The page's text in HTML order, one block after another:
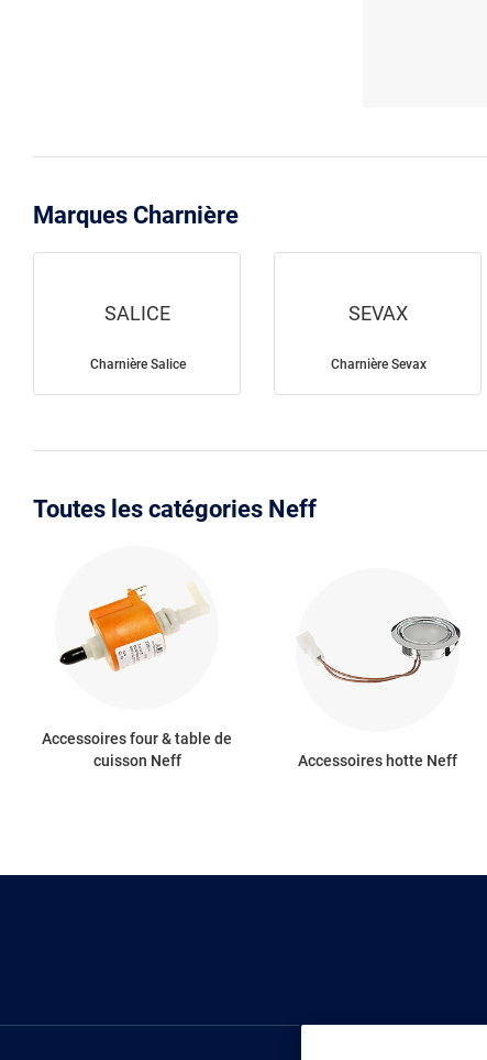
Marques Charnière
SALICE
Charnière Salice
SEVAX
Charnière Sevax
Toutes les catégories Neff
Accessoires four & table de
cuisson Neff
Accessoires hotte Neff